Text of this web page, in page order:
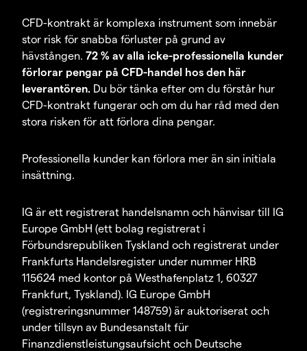
CFD-kontrakt är komplexa instrument som innebär
stor risk för snabba förluster på grund av
hävstången. 72 % av alla icke-professionella kunder
förlorar pengar på CFD-handel hos den här
leverantören. Du bör tänka efter om du förstår hur
CFD-kontrakt fungerar och om du har råd med den
stora risken för att förlora dina pengar.
Professionella kunder kan förlora mer än sin initiala
insättning.
IG är ett registrerat handelsnamn och hänvisar till IG
Europe GmbH (ett bolag registrerat i
Förbundsrepubliken Tyskland och registrerat under
Frankfurts Handelsregister under nummer HRB
115624 med kontor på Westhafenplatz 1, 60327
Frankfurt, Tyskland). IG Europe GmbH
(registreringsnummer 148759) är auktoriserat och
under tillsyn av Bundesanstalt für
Finanzdienstleistungsaufsicht och Deutsche